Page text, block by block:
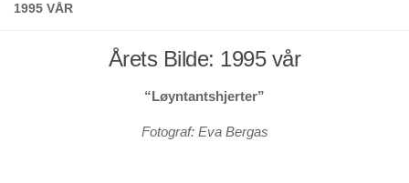
1995 VÅR
Årets Bilde: 1995 vår
“Løyntantshjerter”
Fotograf: Eva Bergas